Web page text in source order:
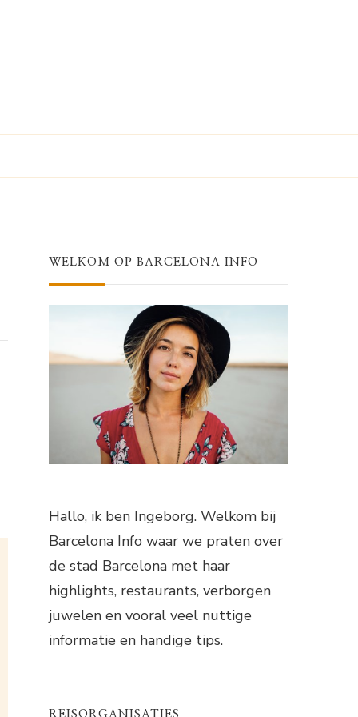
WELKOM OP BARCELONA INFO
Hallo, ik ben Ingeborg. Welkom bij
Barcelona Info waar we praten over
de stad Barcelona met haar
highlights, restaurants, verborgen
juwelen en vooral veel nuttige
informatie en handige tips.
REISORGANISATIES